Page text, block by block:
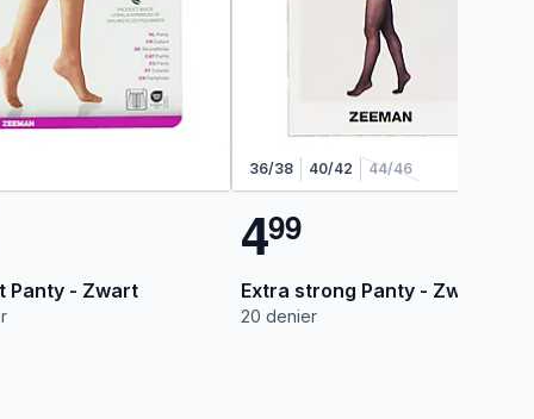
Panty - Zwart
36/38 40/42 44/46
499
Extra strong Panty - Zwart
20 denier